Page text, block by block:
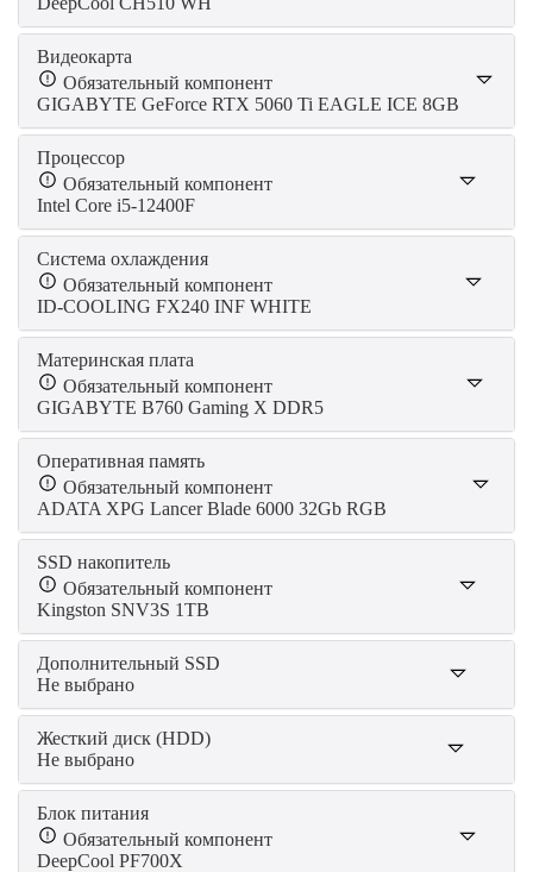
Видеокарта
Обязательный компонент
GIGABYTE GeForce RTX 5060 Ti EAGLE ICE 8GB
Процессор
Обязательный компонент
Intel Core i5-12400F
Система охлаждения
Обязательный компонент
ID-COOLING FX240 INF WHITE
Материнская плата
Обязательный компонент
GIGABYTE B760 Gaming X DDR5
Оперативная память
Обязательный компонент
ADATA XPG Lancer Blade 6000 32Gb RGB
SSD накопитель
Обязательный компонент
Kingston SNV3S 1TB
Дополнительный SSD
Не выбрано
Жесткий диск (HDD)
Не выбрано
Блок питания
Обязательный компонент
DeepCool PF700X